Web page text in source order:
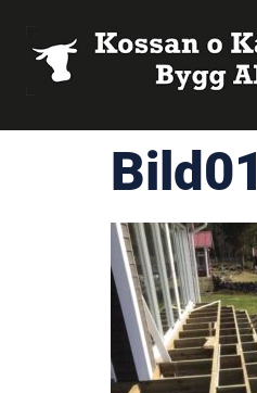
Bild01